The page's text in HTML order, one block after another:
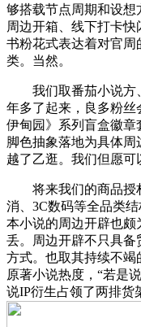
够搭载节点周期和设
周边开箱、线下打卡
书粉花式表达着对官
类。当然。
我们取番茄小说方
年多了起来，良多粉
伊甸园》系列盲盒徽
脚色抽象落地为具体
越了乙逛。我们但愿可
将来我们的商品授
消、3C数码等全品类
本小说的周边开辟也颇
丢。周边开辟不只具
方式。也取其持续不
原著小说热度，“若是
说IP衍生占领了两排货